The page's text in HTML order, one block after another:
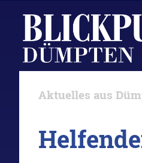
Aktuelles aus